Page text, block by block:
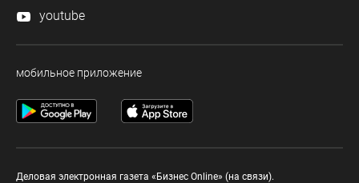
youtube
мобильное приложение
Деловая электронная газета «Бизнес Online» (на связи).